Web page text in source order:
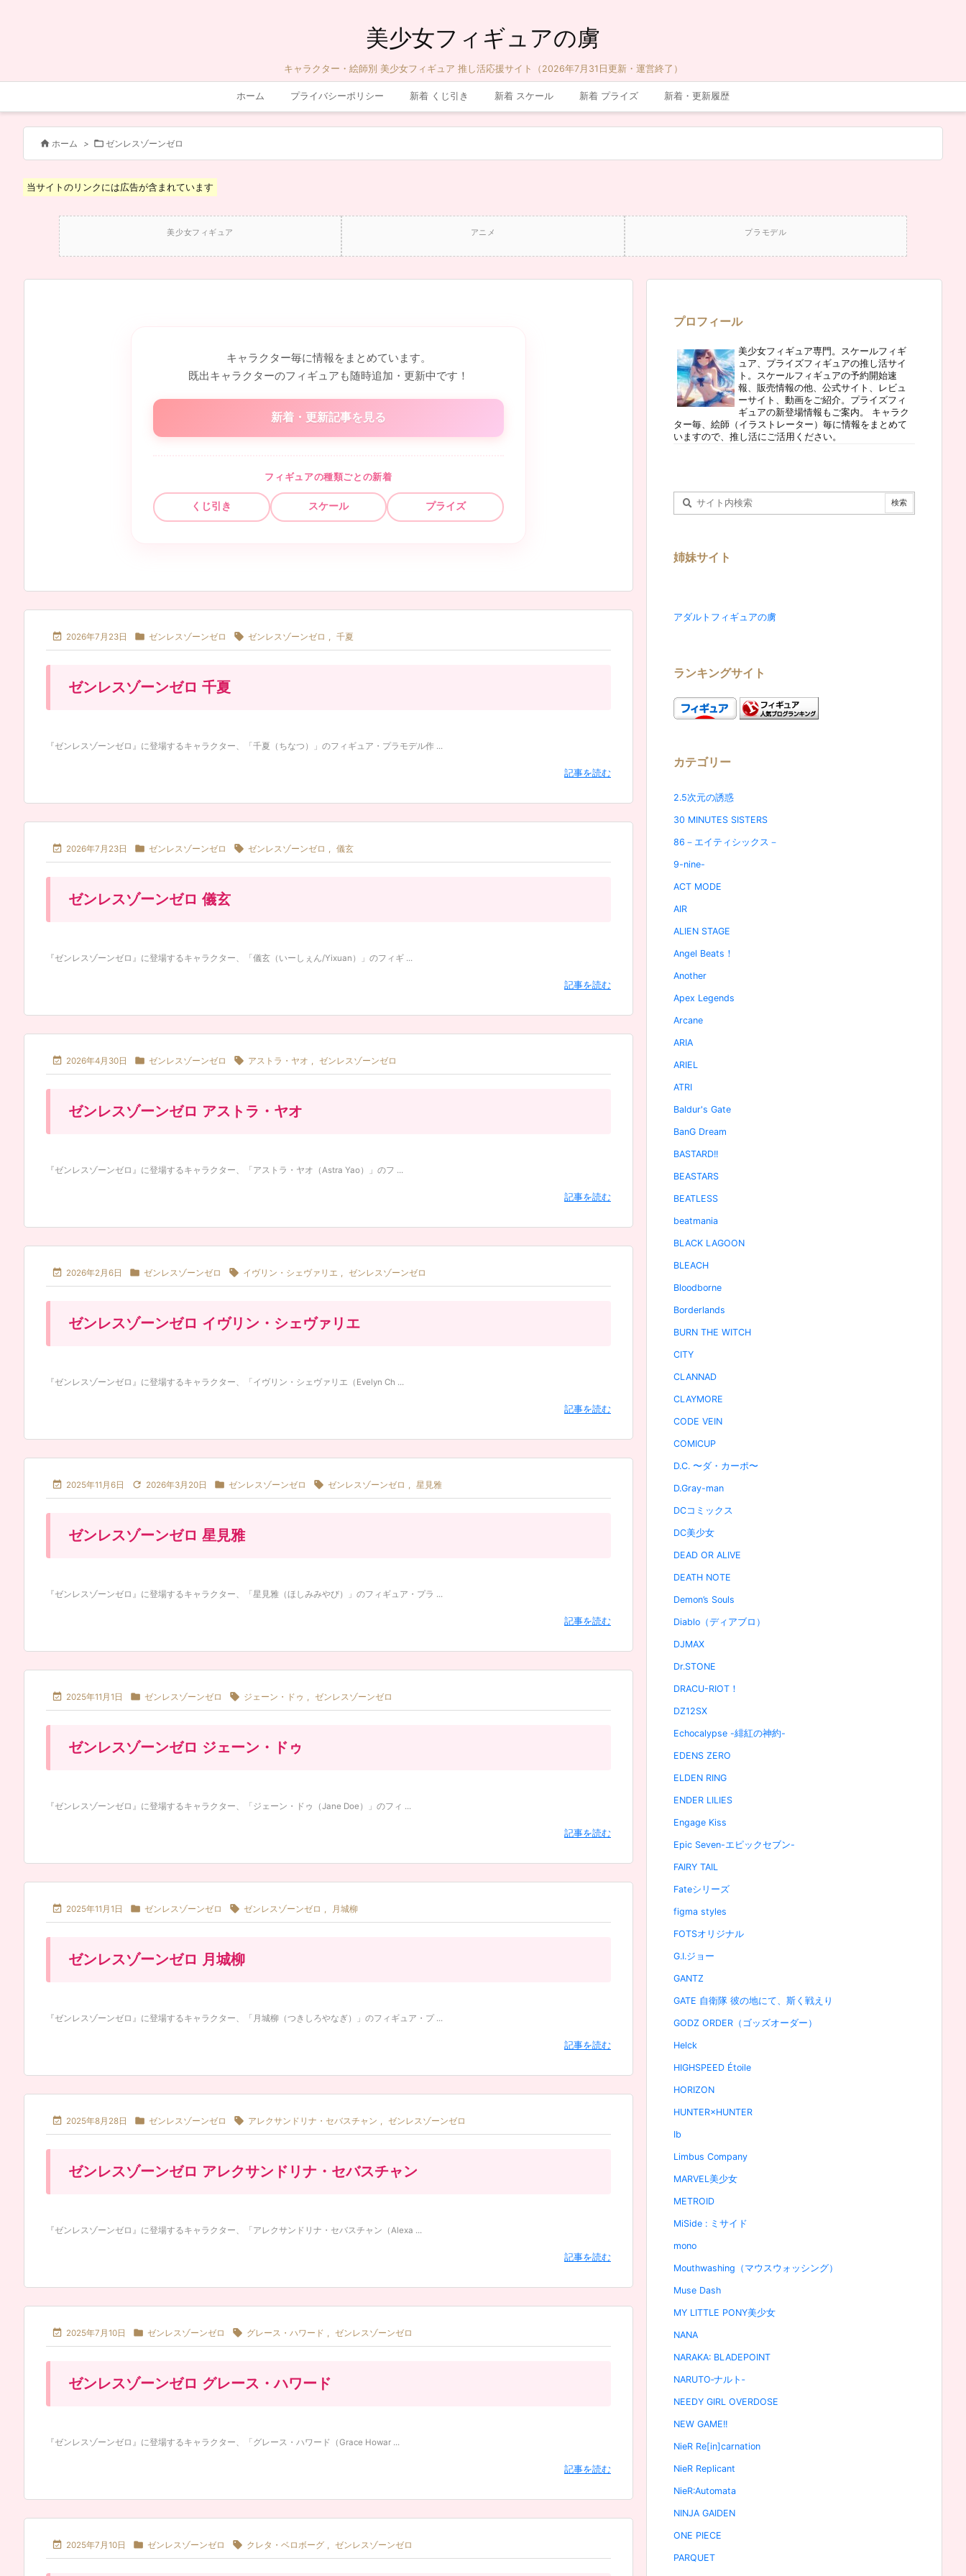
美少女フィギュアの虜
キャラクター・絵師別 美少女フィギュア 推し活応援サイト（2026年7月31日更新・運営終了）
ホーム プライバシーポリシー 新着 くじ引き 新着 スケール 新着 プライズ 新着・更新履歴
 ホーム >  ゼンレスゾーンゼロ
当サイトのリンクには広告が含まれています
美少女フィギュア アニメ プラモデル
キャラクター毎に情報をまとめています。
既出キャラクターのフィギュアも随時追加・更新中です！
新着・更新記事を見る
フィギュアの種類ごとの新着
くじ引き スケール プライズ
 2026年7月23日  ゼンレスゾーンゼロ  ゼンレスゾーンゼロ , 千夏
ゼンレスゾーンゼロ 千夏
『ゼンレスゾーンゼロ』に登場するキャラクター、「千夏（ちなつ）」のフィギュア・プラモデル作 ...
記事を読む
 2026年7月23日  ゼンレスゾーンゼロ  ゼンレスゾーンゼロ , 儀玄
ゼンレスゾーンゼロ 儀玄
『ゼンレスゾーンゼロ』に登場するキャラクター、「儀玄（いーしぇん/Yixuan）」のフィギ ...
記事を読む
 2026年4月30日  ゼンレスゾーンゼロ  アストラ・ヤオ , ゼンレスゾーンゼロ
ゼンレスゾーンゼロ アストラ・ヤオ
『ゼンレスゾーンゼロ』に登場するキャラクター、「アストラ・ヤオ（Astra Yao）」のフ ...
記事を読む
 2026年2月6日  ゼンレスゾーンゼロ  イヴリン・シェヴァリエ , ゼンレスゾーンゼロ
ゼンレスゾーンゼロ イヴリン・シェヴァリエ
『ゼンレスゾーンゼロ』に登場するキャラクター、「イヴリン・シェヴァリエ（Evelyn Ch ...
記事を読む
 2025年11月6日  2026年3月20日  ゼンレスゾーンゼロ  ゼンレスゾーンゼロ , 星見雅
ゼンレスゾーンゼロ 星見雅
『ゼンレスゾーンゼロ』に登場するキャラクター、「星見雅（ほしみみやび）」のフィギュア・プラ ...
記事を読む
 2025年11月1日  ゼンレスゾーンゼロ  ジェーン・ドゥ , ゼンレスゾーンゼロ
ゼンレスゾーンゼロ ジェーン・ドゥ
『ゼンレスゾーンゼロ』に登場するキャラクター、「ジェーン・ドゥ（Jane Doe）」のフィ ...
記事を読む
 2025年11月1日  ゼンレスゾーンゼロ  ゼンレスゾーンゼロ , 月城柳
ゼンレスゾーンゼロ 月城柳
『ゼンレスゾーンゼロ』に登場するキャラクター、「月城柳（つきしろやなぎ）」のフィギュア・プ ...
記事を読む
 2025年8月28日  ゼンレスゾーンゼロ  アレクサンドリナ・セバスチャン , ゼンレスゾーンゼロ
ゼンレスゾーンゼロ アレクサンドリナ・セバスチャン
『ゼンレスゾーンゼロ』に登場するキャラクター、「アレクサンドリナ・セバスチャン（Alexa ...
記事を読む
 2025年7月10日  ゼンレスゾーンゼロ  グレース・ハワード , ゼンレスゾーンゼロ
ゼンレスゾーンゼロ グレース・ハワード
『ゼンレスゾーンゼロ』に登場するキャラクター、「グレース・ハワード（Grace Howar ...
記事を読む
 2025年7月10日  ゼンレスゾーンゼロ  クレタ・ベロボーグ , ゼンレスゾーンゼロ
プロフィール
美少女フィギュア専門。スケールフィギ
ュア、プライズフィギュアの推し活サイ
ト。スケールフィギュアの予約開始速
報、販売情報の他、公式サイト、レビュ
ーサイト、動画をご紹介。プライズフィ
ギュアの新登場情報もご案内。 キャラク
ター毎、絵師（イラストレーター）毎に情報をまとめて
いますので、推し活にご活用ください。
姉妹サイト
アダルトフィギュアの虜
ランキングサイト
カテゴリー
2.5次元の誘惑
30 MINUTES SISTERS
86－エイティシックス－
9-nine-
ACT MODE
AIR
ALIEN STAGE
Angel Beats！
Another
Apex Legends
Arcane
ARIA
ARIEL
ATRI
Baldur's Gate
BanG Dream
BASTARD!!
BEASTARS
BEATLESS
beatmania
BLACK LAGOON
BLEACH
Bloodborne
Borderlands
BURN THE WITCH
CITY
CLANNAD
CLAYMORE
CODE VEIN
COMICUP
D.C. 〜ダ・カーポ〜
D.Gray-man
DCコミックス
DC美少女
DEAD OR ALIVE
DEATH NOTE
Demon’s Souls
Diablo（ディアブロ）
DJMAX
Dr.STONE
DRACU-RIOT！
DZ12SX
Echocalypse -緋紅の神約-
EDENS ZERO
ELDEN RING
ENDER LILIES
Engage Kiss
Epic Seven-エピックセブン-
FAIRY TAIL
Fateシリーズ
figma styles
FOTSオリジナル
G.I.ジョー
GANTZ
GATE 自衛隊 彼の地にて、斯く戦えり
GODZ ORDER（ゴッズオーダー）
Helck
HIGHSPEED Étoile
HORIZON
HUNTER×HUNTER
Ib
Limbus Company
MARVEL美少女
METROID
MiSide : ミサイド
mono
Mouthwashing（マウスウォッシング）
Muse Dash
MY LITTLE PONY美少女
NANA
NARAKA: BLADEPOINT
NARUTO‐ナルト‐
NEEDY GIRL OVERDOSE
NEW GAME!!
NieR Re[in]carnation
NieR Replicant
NieR:Automata
NINJA GAIDEN
ONE PIECE
PARQUET